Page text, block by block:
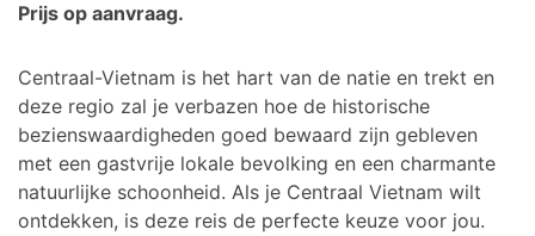
Prijs op aanvraag.
Centraal-Vietnam is het hart van de natie en trekt en
deze regio zal je verbazen hoe de historische
bezienswaardigheden goed bewaard zijn gebleven
met een gastvrije lokale bevolking en een charmante
natuurlijke schoonheid. Als je Centraal Vietnam wilt
ontdekken, is deze reis de perfecte keuze voor jou.